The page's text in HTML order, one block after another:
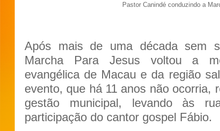
Pastor Canindé conduzindo a
Após mais de uma década sem
Marcha Para Jesus voltou a
evangélica de Macau e da região
evento, que há 11 anos não ocorria,
gestão municipal, levando às
participação do cantor gospel Fábio.